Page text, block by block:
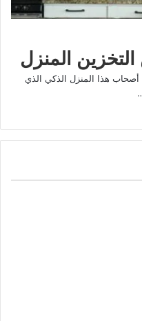
أصحاب هذا المنزل الذكي الذي